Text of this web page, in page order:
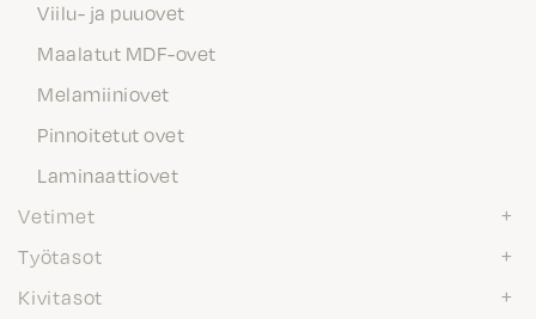
Viilu- ja puuovet
Maalatut MDF-ovet
Melamiiniovet
Pinnoitetut ovet
Laminaattiovet
Vetimet
Työtasot
Kivitasot